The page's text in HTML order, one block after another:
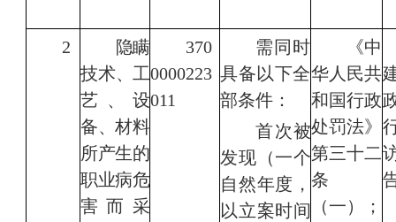
2
隐瞒
技术、工
艺、设
备、材料
所产生的
职业病危
害而采
370
0000223
011
需同时
具备以下全
部条件：
首次被
发现（一个
自然年度，
以立案时间
《中
华人民共
和国行政
处罚法》
第三十二
条
（一）；